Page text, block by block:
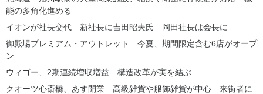
能の多角化進める
イオンが社長交代 新社長に吉田昭夫氏 岡田社長は会長に
御殿場プレミアム・アウトレット 今夏、期間限定含む6店がオープ
ン
ウィゴー、2期連続増収増益 構造改革が実を結ぶ
クオーツ心斎橋、あす開業 高級雑貨や服飾雑貨が中心 来街者に